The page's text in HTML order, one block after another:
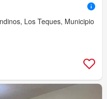
Los Teques, Municipio